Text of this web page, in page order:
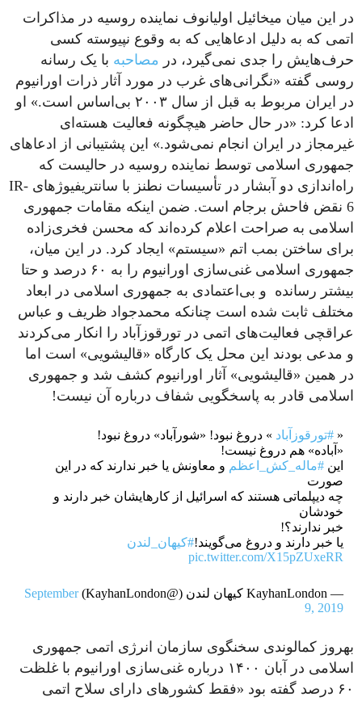
در این میان میخائیل اولیانوف نماینده روسیه در مذاکرات
اتمی که به دلیل ادعاهایی که به وقوع نپیوسته کسی
حرف‌هایش را جدی نمی‌گیرد، در مصاحبه با یک رسانه
روسی گفته «نگرانی‌های غرب در مورد آثار ذرات اورانیوم
در ایران مربوط به قبل از سال ۲۰۰۳ بی‌اساس است.» او
ادعا کرد: «در حال حاضر هیچگونه فعالیت هسته‌ای
غیرمجاز در ایران انجام نمی‌شود.» این پشتیبانی از ادعاهای
جمهوری اسلامی توسط نماینده روسیه در حالیست که
راه‌اندازی دو آبشار در تأسیسات نطنز با سانتریفیوژهای IR-
6 نقض فاحش برجام است. ضمن اینکه مقامات جمهوری
اسلامی به صراحت اعلام کرده‌اند که محسن فخری‌زاده
برای ساختن بمب اتم «سیستم» ایجاد کرد. در این میان،
جمهوری اسلامی غنی‌سازی اورانیوم را به ۶۰ درصد و حتا
بیشتر رسانده و بی‌اعتمادی به جمهوری اسلامی در ابعاد
مختلف ثابت شده است چنانکه محمدجواد ظریف و عباس
عراقچی فعالیت‌های اتمی در تورقوزآباد را انکار می‌کردند
و مدعی بودند این محل یک کارگاه «قالیشویی» است اما
در همین «قالیشویی» آثار اورانیوم کشف شد و جمهوری
اسلامی قادر به پاسخگویی شفاف درباره آن نیست!
« #تورقوزآباد » دروغ نبود! «شورآباد» دروغ نبود!
«آباده» هم دروغ نیست!
این #ماله‌_کش_اعظم و معاونش یا خبر ندارند که در این
صورت
چه دیپلماتی هستند که اسرائیل از کارهایشان خبر دارند و
خودشان
خبر ندارند؟!
یا خبر دارند و دروغ می‌گویند!#کیهان_لندن
pic.twitter.com/X15pZUxeRR
— KayhanLondon کیهان لندن (@KayhanLondon)
September
9, 2019
بهروز کمالوندی سخنگوی سازمان انرژی اتمی جمهوری
اسلامی در آبان ۱۴۰۰ درباره غنی‌سازی اورانیوم با غلظت
۶۰ درصد گفته بود «فقط کشورهای دارای سلاح اتمی